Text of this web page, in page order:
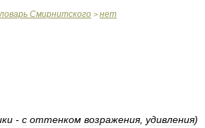
Смирнитского > нет
- с оттенком возражения, удивления)